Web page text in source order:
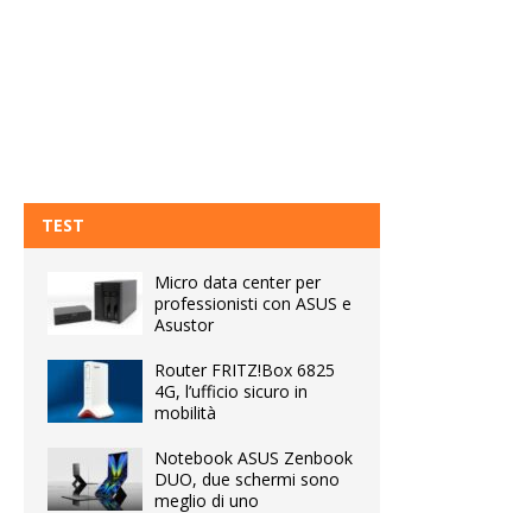
TEST
Micro data center per
professionisti con ASUS e
Asustor
Router FRITZ!Box 6825
4G, l’ufficio sicuro in
mobilità
Notebook ASUS Zenbook
DUO, due schermi sono
meglio di uno